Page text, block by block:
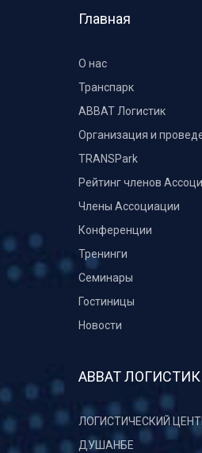
Главная
О нас
Транспарк
ABBAT Логистик
Организация и
TRANSPark
Рейтинг членов
Члены Ассоциации
Конференции
Тренинги
Семинары
Гостиницы
Новости
АВВАТ ЛОГИСТИК
ЛОГИСТИЧЕСКИЙ
ДУШАНБЕ